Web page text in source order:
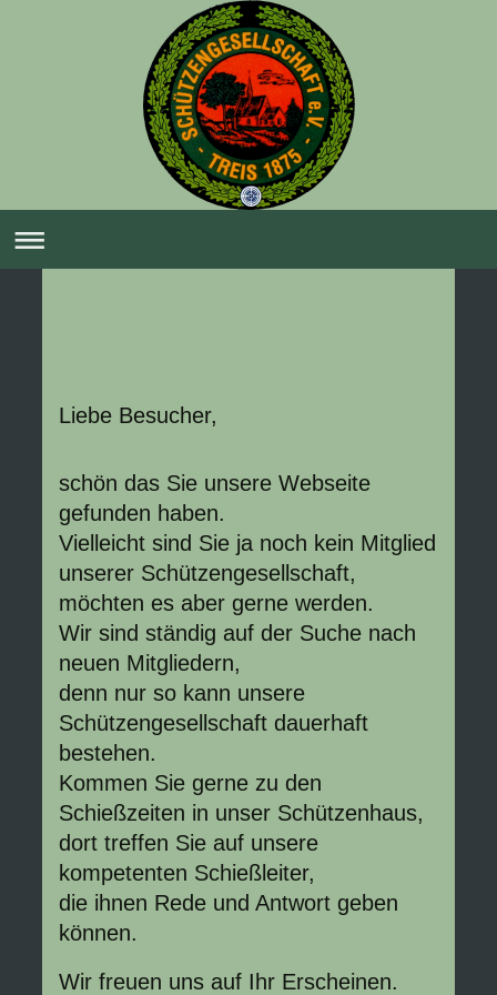
Liebe Besucher,
schön das Sie unsere Webseite
gefunden haben.
Vielleicht sind Sie ja noch kein Mitglied
unserer Schützengesellschaft,
möchten es aber gerne werden.
Wir sind ständig auf der Suche nach
neuen Mitgliedern,
denn nur so kann unsere
Schützengesellschaft dauerhaft
bestehen.
Kommen Sie gerne zu den
Schießzeiten in unser Schützenhaus,
dort treffen Sie auf unsere
kompetenten Schießleiter,
die ihnen Rede und Antwort geben
können.
Wir freuen uns auf Ihr Erscheinen.